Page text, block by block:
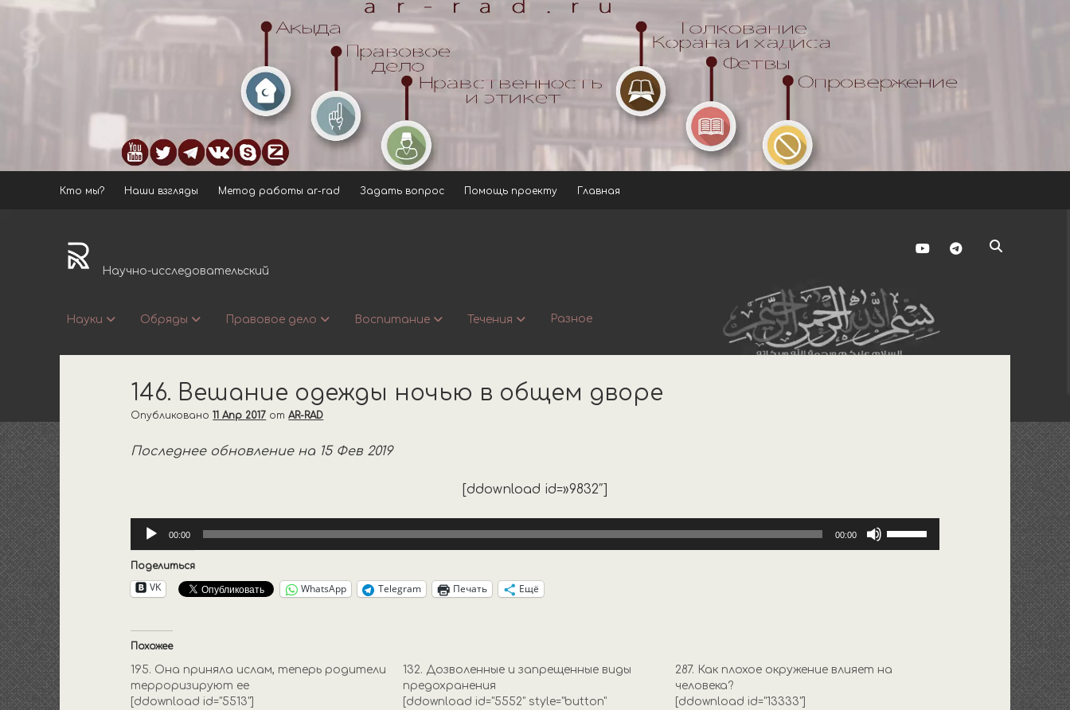
Кто мы? Наши взгляды Метод работы ar-rad Задать вопрос Помощь проекту Главная
ar-
rad.ruНаучно-исследовательский
youtubetelegram
Науки Обряды Правовое дело Воспитание Течения Разное
146. Вешание одежды ночью в общем дворе
Опубликовано11 Апр 2017 отAR-RAD
Последнее обновление на 15 Фев 2019
[ddownload id=»9832″]
Аудиоплеер
00:00 00:00
Поделиться
VK WhatsApp Telegram Печать Ещё
Похожее
195. Она приняла ислам, теперь родители
терроризируют ее
[ddownload id="5513"]
132. Дозволенные и запрещенные виды
предохранения
[ddownload id="5552" style="button"
287. Как плохое окружение влияет на
человека?
[ddownload id="13333"]